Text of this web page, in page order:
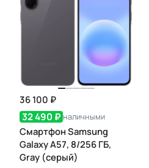
36 100 ₽
32 490 ₽ наличными
Смартфон Samsung
Galaxy A57, 8/256 ГБ,
Gray (серый)